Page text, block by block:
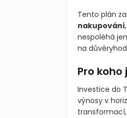
Tento plán
nakupování
nespoléhá
na
Pro
Investice do
výnosy v